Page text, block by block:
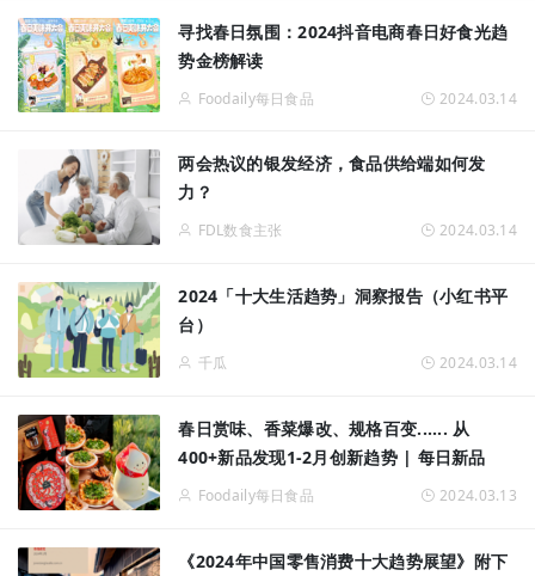
寻找春日氛围：2024抖音电商春日好食光趋
势金榜解读
Foodaily每日食品 2024.03.14
两会热议的银发经济，食品供给端如何发
力？
FDL数食主张 2024.03.14
2024「十大生活趋势」洞察报告（小红书平
台）
千瓜 2024.03.14
春日赏味、香菜爆改、规格百变...... 从
400+新品发现1-2月创新趋势 | 每日新品
Foodaily每日食品 2024.03.13
《2024年中国零售消费十大趋势展望》附下